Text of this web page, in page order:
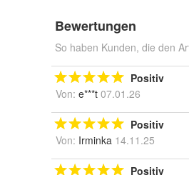
Bewertungen
So haben Kunden, die den
Positiv
Von: e***t 07.01.26
Positiv
Von: Irminka 14.11.25
Positiv